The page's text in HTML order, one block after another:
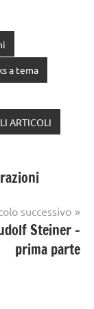
a tema
ARTICOLI
successivo
Steiner –
prima parte